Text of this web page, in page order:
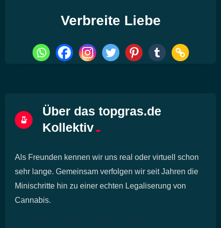
Verbreite Liebe
Über das topgras.de
Kollektiv
Als Freunden kennen wir uns real oder virtuell schon
sehr lange. Gemeinsam verfolgen wir seit Jahren die
Minischritte hin zu einer echten Legaliserung von
Cannabis.